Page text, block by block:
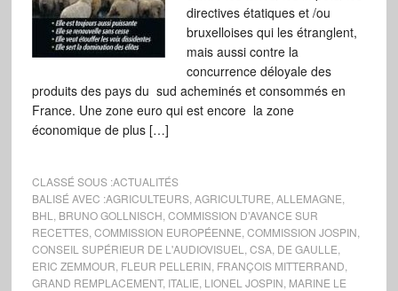
directives étatiques et /ou
bruxelloises qui les étranglent,
mais aussi contre la
concurrence déloyale des
produits des pays du sud acheminés et consommés en
France. Une zone euro qui est encore la zone
économique de plus […]
CLASSÉ SOUS :ACTUALITÉS
BALISÉ AVEC :AGRICULTEURS, AGRICULTURE ALLEMAGNE
BHL
BRUNO GOLLNISCH COMMISSION D’AVANCE SUR
RECETTES, COMMISSION EUROPÉENNE COMMISSION JOSPIN
CONSEIL SUPÉRIEUR DE L'AUDIOVISUEL
CSA, DE GAULLE
ERIC ZEMMOUR FLEUR PELLERIN FRANÇOIS MITTERRAND
GRAND REMPLACEMENT, ITALIE LIONEL JOSPIN MARINE LE